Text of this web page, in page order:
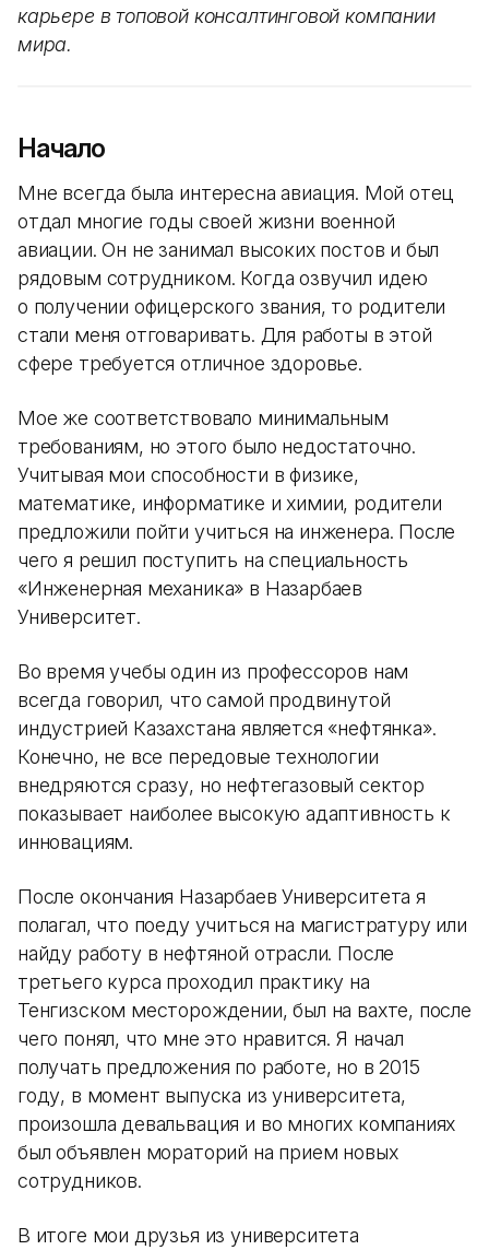
карьере в топовой консалтинговой компании
мира.
Начало
Мне всегда была интересна авиация. Мой отец
отдал многие годы своей жизни военной
авиации. Он не занимал высоких постов и был
рядовым сотрудником. Когда озвучил идею
о получении офицерского звания, то родители
стали меня отговаривать. Для работы в этой
сфере требуется отличное здоровье.
Мое же соответствовало минимальным
требованиям, но этого было недостаточно.
Учитывая мои способности в физике,
математике, информатике и химии, родители
предложили пойти учиться на инженера. После
чего я решил поступить на специальность
«Инженерная механика» в Назарбаев
Университет.
Во время учебы один из профессоров нам
всегда говорил, что самой продвинутой
индустрией Казахстана является «нефтянка».
Конечно, не все передовые технологии
внедряются сразу, но нефтегазовый сектор
показывает наиболее высокую адаптивность к
инновациям.
После окончания Назарбаев Университета я
полагал, что поеду учиться на магистратуру или
найду работу в нефтяной отрасли. После
третьего курса проходил практику на
Тенгизском месторождении, был на вахте, после
чего понял, что мне это нравится. Я начал
получать предложения по работе, но в 2015
году, в момент выпуска из университета,
произошла девальвация и во многих компаниях
был объявлен мораторий на прием новых
сотрудников.
В итоге мои друзья из университета